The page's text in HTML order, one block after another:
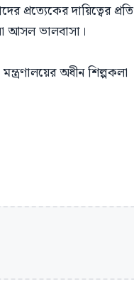
প্রত্যেকের দায়িত্বের প্রতি
আসল ভালবাসা।
অধীন শিল্পকলা